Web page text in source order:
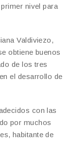
nivel para
Valdiviezo,
obtiene buenos
de los tres
el desarrollo de
con las
por muchos
habitante de